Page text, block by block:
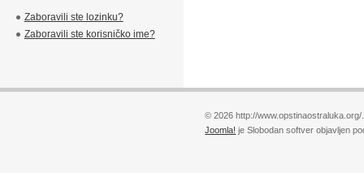
Zaboravili ste lozinku?
Zaboravili ste korisničko ime?
© 2026 http://
Joomla! je Slobodan softver objavljen